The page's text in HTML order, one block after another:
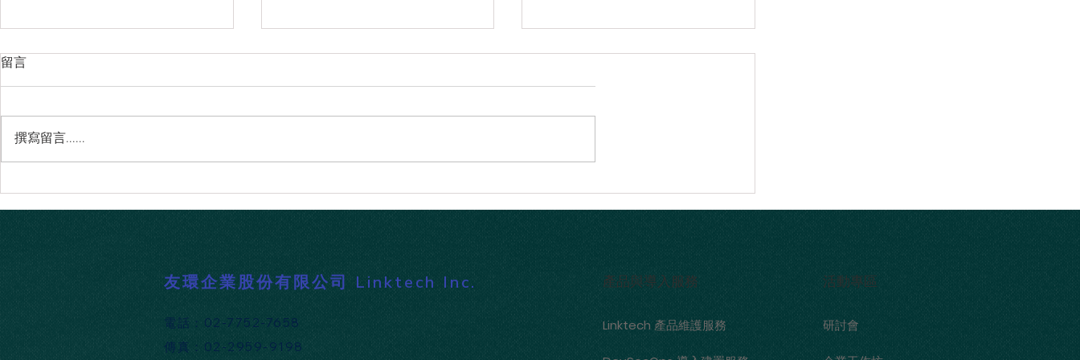
Gartner® DevSecOps 平台領導
者，展現賦能團隊加速軟體開
發的強大實力！
動的測試優先級排序、更豐富
的 API 支援
Atlassian 2026 年 7 月安全公
告
留言
撰寫留言......
​友環企業股份有限公司 Linktech Inc.
​電話：02-7752-7658
​傳真：02-2959-9198
產品與導入服務
Linktech 產品維護服務
​活動專區
研討會